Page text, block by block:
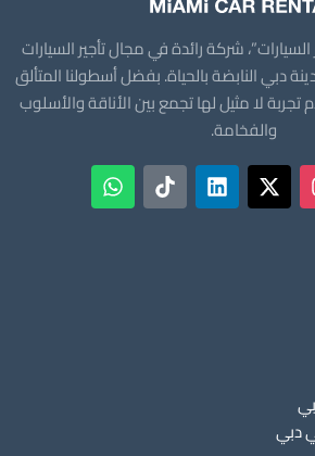
شركة رائدة في مجال تأجير السيارات
دبي النابضة بالحياة. بفضل أسطولنا المتألق
تجربة لا مثيل لها تجمع بين الأناقة والأسلوب
والفخامة.
دبي